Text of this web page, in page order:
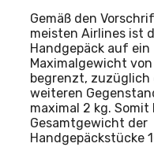
Gemäß den
meisten Airlines ist
Handgepäck auf ein
Maximalgewicht
begrenzt, zuzüglich
weiteren
maximal 2 kg.
Gesamtgewicht der
Handgepäckstücke